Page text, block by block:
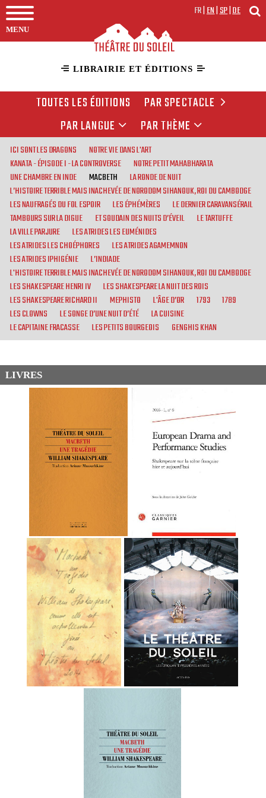
MENU
FR|EN|SP|DE
LIBRAIRIE ET ÉDITIONS
TOUTES LES ÉDITIONS
PAR SPECTACLE
PAR LANGUE
PAR THÈME
ICI SONT LES DRAGONS
NOTRE VIE DANS L'ART
KANATA - ÉPISODE I - LA CONTROVERSE
NOTRE PETIT MAHABHARATA
UNE CHAMBRE EN INDE
MACBETH
LA RONDE DE NUIT
L’HISTOIRE TERRIBLE MAIS INACHEVÉE DE NORODOM SIHANOUK, ROI DU CAMBODGE
LES NAUFRAGÉS DU FOL ESPOIR
LES ÉPHÉMÈRES
LE DERNIER CARAVANSÉRAIL
TAMBOURS SUR LA DIGUE
ET SOUDAIN DES NUITS D’ÉVEIL
LE TARTUFFE
LA VILLE PARJURE
LES ATRIDES LES EUMÉNIDES
LES ATRIDES LES CHOÉPHORES
LES ATRIDES AGAMEMNON
LES ATRIDES IPHIGÉNIE
L’INDIADE
L'HISTOIRE TERRIBLE MAIS INACHEVÉE DE NORODOM SIHANOUK, ROI DU CAMBODGE
LES SHAKESPEARE HENRI IV
LES SHAKESPEARE LA NUIT DES ROIS
LES SHAKESPEARE RICHARD II
MEPHISTO L'ÂGE D’OR 1793
1789
LES CLOWNS
LE SONGE D’UNE NUIT D’ÉTÉ
LA CUISINE
LE CAPITAINE FRACASSE
LES PETITS BOURGEOIS GENGHIS KHAN
LIVRES